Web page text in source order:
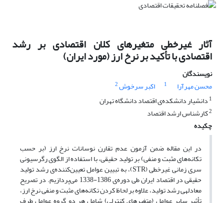
آثار غیرخطی متغیرهای کلان اقتصادی بر رشد
اقتصادی با تأکید بر نرخ ارز (مورد ایران)
نویسندگان
محسن مهرآرا
1 اکبر سرخوش2
1 دانشیار دانشکده‌ی اقتصاد دانشگاه تهران
2کارشناس ارشد اقتصاد
چکیده
در این مقاله ضمن آزمون عدم تقارن نوسانات نرخ ارز (بر حسب
تکانه‌های مثبت و منفی) بر تولید حقیقی، با استفاده از الگوی رگرسیونی
سری زمانی غیرخطی (STR)، به تبیین عوامل تعیین‌‌کننده‌ی رشد تولید
حقیقی در اقتصاد ایران طی دوره‌ی 1386-1338 می‌پردازیم. در تصریح
معادله‎ی رشد تولید، علاوه بر لحاظ کردن تکانه‌های مثبت و منفی نرخ ارز،